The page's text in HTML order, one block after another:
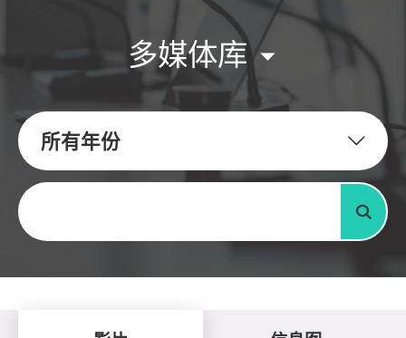
多媒体库
所有年份
关键字
搜寻